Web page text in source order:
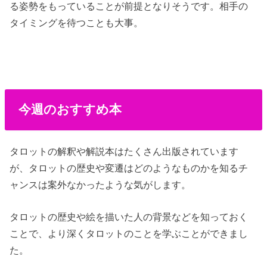
る姿勢をもっていることが前提となりそうです。相手の
タイミングを待つことも大事。
今週のおすすめ本
タロットの解釈や解説本はたくさん出版されています
が、タロットの歴史や変遷はどのようなものかを知るチ
ャンスは案外なかったような気がします。
タロットの歴史や絵を描いた人の背景などを知っておく
ことで、より深くタロットのことを学ぶことができまし
た。